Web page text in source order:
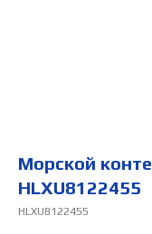
Морской
HLXU8122455
HLXU8122455